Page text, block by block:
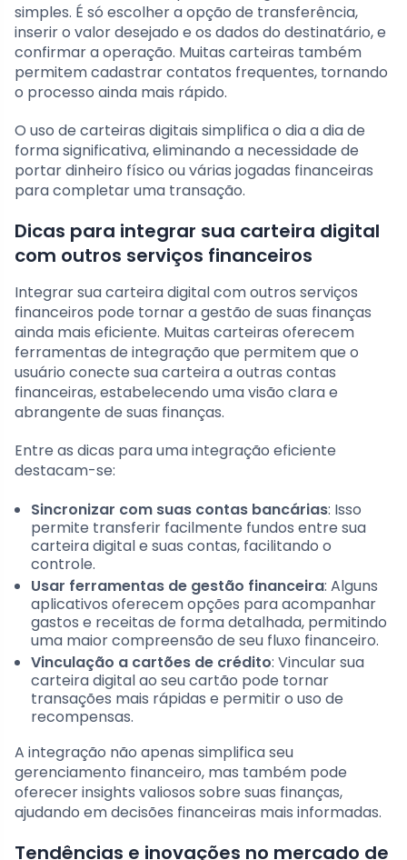
simples. É só escolher a opção de transferência,
inserir o valor desejado e os dados do destinatário, e
confirmar a operação. Muitas carteiras também
permitem cadastrar contatos frequentes, tornando
o processo ainda mais rápido.
O uso de carteiras digitais simplifica o dia a dia de
forma significativa, eliminando a necessidade de
portar dinheiro físico ou várias jogadas financeiras
para completar uma transação.
Dicas para integrar sua carteira digital
com outros serviços financeiros
Integrar sua carteira digital com outros serviços
financeiros pode tornar a gestão de suas finanças
ainda mais eficiente. Muitas carteiras oferecem
ferramentas de integração que permitem que o
usuário conecte sua carteira a outras contas
financeiras, estabelecendo uma visão clara e
abrangente de suas finanças.
Entre as dicas para uma integração eficiente
destacam-se:
Sincronizar com suas contas bancárias: Isso
permite transferir facilmente fundos entre sua
carteira digital e suas contas, facilitando o
controle.
Usar ferramentas de gestão financeira: Alguns
aplicativos oferecem opções para acompanhar
gastos e receitas de forma detalhada, permitindo
uma maior compreensão de seu fluxo financeiro.
Vinculação a cartões de crédito: Vincular sua
carteira digital ao seu cartão pode tornar
transações mais rápidas e permitir o uso de
recompensas.
A integração não apenas simplifica seu
gerenciamento financeiro, mas também pode
oferecer insights valiosos sobre suas finanças,
ajudando em decisões financeiras mais informadas.
Tendências e inovações no mercado de